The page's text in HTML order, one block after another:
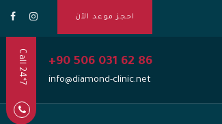
احجز موعد الآن
Call 24*7 +90 506 031 62 86
info@diamond-clinic.net